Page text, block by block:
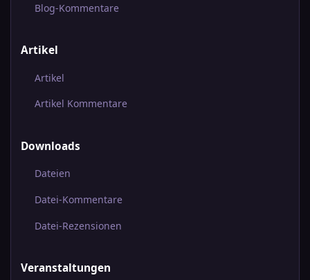
Blog-Kommentare
Artikel
Artikel
Artikel Kommentare
Downloads
Dateien
Datei-Kommentare
Datei-Rezensionen
Veranstaltungen